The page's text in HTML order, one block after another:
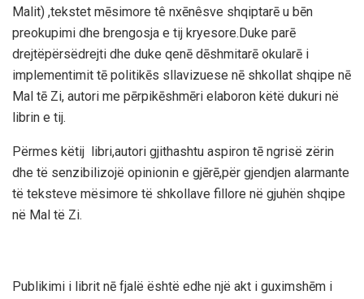
Malit) ,tekstet mēsimore tê nxēnêsve shqiptarē u bēn
preokupimi dhe brengosja e tij kryesore.Duke parē
drejtëpërsëdrejti dhe duke qenē dēshmitarē okularē i
implementimit tē politikēs sllavizuese nē shkollat shqipe nē
Mal tē Zi, autori me pērpikēshmēri elaboron këtë dukuri në
librin e tij.
Përmes këtij libri,autori gjithashtu aspiron tē ngrisë zërin
dhe të senzibilizojë opinionin e gjērē,për gjendjen alarmante
të teksteve mësimore të shkollave fillore në gjuhën shqipe
në Mal të Zi.
Publikimi i librit nē fjalë është edhe një akt i guximshēm i